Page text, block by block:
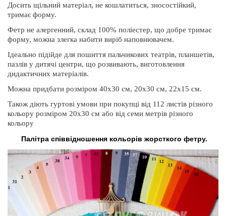
Досить щільний матеріал, не кошлатиться, зносостійкий,
тримає форму.
Фетр не алергенний, склад 100% поліестер, що добре тримає
форму, можна злегка набити виріб наповнювачем.
Ідеально підійде для пошиття пальчикових театрів, планшетів,
пазлів у дитячі центри, що розвивають, виготовлення
дидактичних матеріалів.
Можна придбати розміром 40х30 см, 20х30 см, 22х15 см.
Також діють гуртові умови при покупці від 112 листів різного
кольору розміром 20х30 см або від семи метрів різного
кольору
Палітра співвідношення кольорів жорсткого фетру.